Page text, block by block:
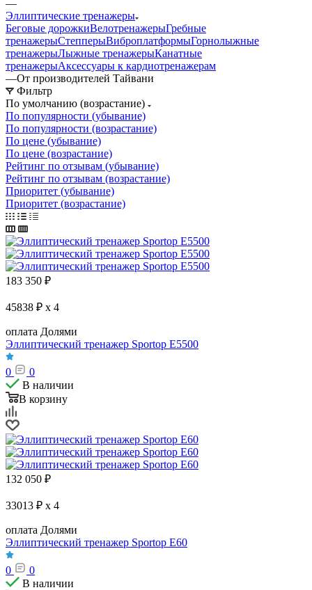
—
Эллиптические тренажеры
Беговые дорожкиВелотренажерыГребные
тренажерыСтепперыВиброплатформыГорнолыжные
тренажерыЛыжные тренажерыКанатные
тренажерыАксессуары к кардиотренажерам
—От производителей Тайвани
Фильтр
По умолчанию (возрастание)
По популярности (убывание)
По популярности (возрастание)
По цене (убывание)
По цене (возрастание)
Рейтинг по отзывам (убывание)
Рейтинг по отзывам (возрастание)
Приоритет (убывание)
Приоритет (возрастание)
183 350 ₽
45838 ₽ x 4
оплата Долями
Эллиптический тренажер Sportop E5500
0
0
В наличии
В корзину
132 050 ₽
33013 ₽ x 4
оплата Долями
Эллиптический тренажер Sportop E60
0
0
В наличии